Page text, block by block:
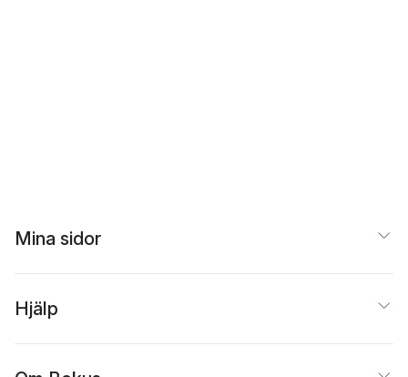
Mina sidor
Hjälp